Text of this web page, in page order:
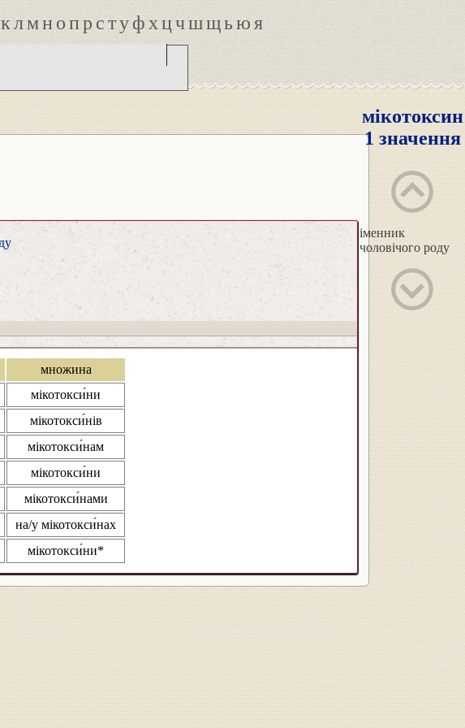
клмнопрстуфхцчшщьюя
мікотоксин
1 значення
іменник
чоловічого роду
множина
мікотокси́ни
мікотокси́нів
мікотокси́нам
мікотокси́ни
мікотокси́нами
на/у мікотокси́нах
мікотокси́ни*